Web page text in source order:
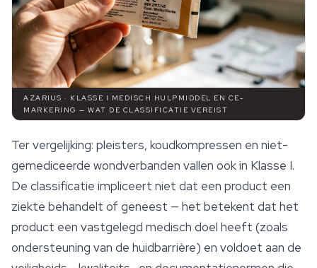
AZARIUS · KLASSE I MEDISCH HULPMIDDEL EN CE-
MARKERING — WAT DE CLASSIFICATIE VEREIST
Ter vergelijking: pleisters, koudkompressen en niet-
gemediceerde wondverbanden vallen ook in Klasse I.
De classificatie impliceert niet dat een product een
ziekte behandelt of geneest — het betekent dat het
product een vastgelegd medisch doel heeft (zoals
ondersteuning van de huidbarrière) en voldoet aan de